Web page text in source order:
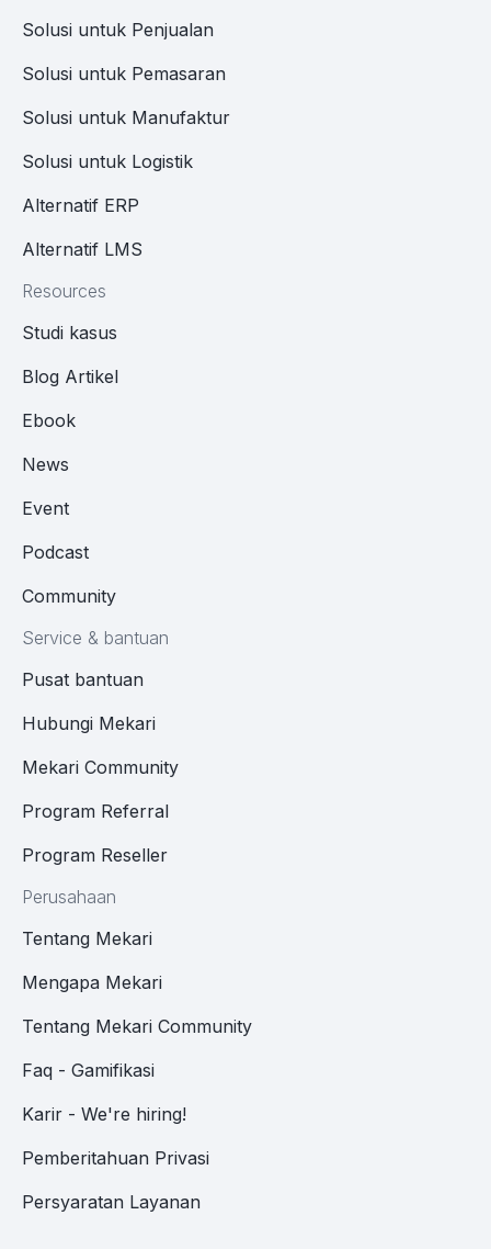
Solusi untuk Penjualan
Solusi untuk Pemasaran
Solusi untuk Manufaktur
Solusi untuk Logistik
Alternatif ERP
Alternatif LMS
Resources
Studi kasus
Blog Artikel
Ebook
News
Event
Podcast
Community
Service & bantuan
Pusat bantuan
Hubungi Mekari
Mekari Community
Program Referral
Program Reseller
Perusahaan
Tentang Mekari
Mengapa Mekari
Tentang Mekari Community
Faq - Gamifikasi
Karir - We're hiring!
Pemberitahuan Privasi
Persyaratan Layanan